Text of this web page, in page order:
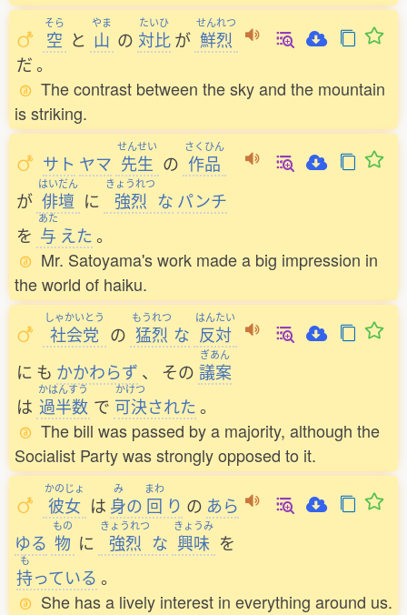
そら
空 と
やま
山 の
たいひ
対比 が
せんれつ
鮮烈
だ。
The contrast between the sky and the mountain
is striking.
サト ヤマ
せんせい
先生 の
さくひん
作品
が
はいだん
俳壇 に
きょうれつ
強烈 な パンチ
を
あた
与 えた。
Mr. Satoyama's work made a big impression in
the world of haiku.
しゃかいとう
社会党 の
もうれつ
猛烈 な
はんたい
反対
に も かかわらず 、 その
ぎあん
議案
は
かはんすう
過半数 で
かけつ
可決された。
The bill was passed by a majority, although the
Socialist Party was strongly opposed to it.
かのじょ
彼女 は
み
身の
まわ
回 り の あら
ゆる
もの
物 に
きょうれつ
強烈 な
きょうみ
興味 を
も
持っている 。
She has a lively interest in everything around us.